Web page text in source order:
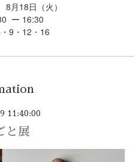
月18日（火）
ー 16:30
9・12・16
11:40:00
と展